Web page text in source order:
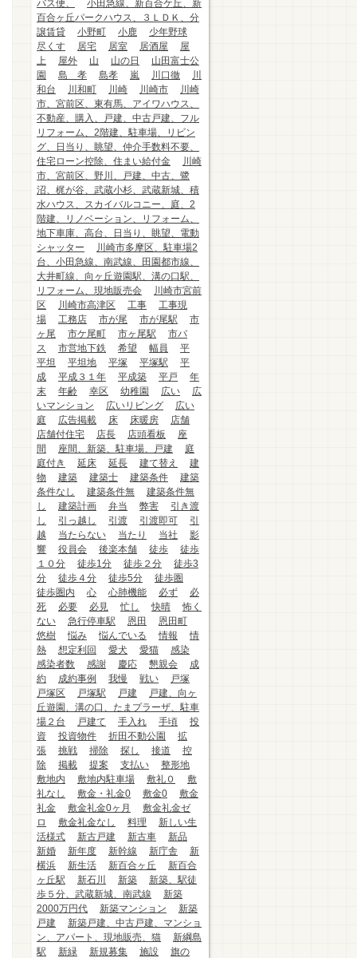
バス便、
小田急線、新百合ケ丘、新
百合ヶ丘パークハウス、３ＬＤＫ、分
譲賃貸
小野町 小鹿
少年野球
尽くす
居宅 居室 居酒屋
屋
上
屋外 山 山の日
山田富士公
園
島 孝 島孝 嵐 川口徹
川
和台
川和町 川崎 川崎市
川崎
市、宮前区、東有馬、アイワハウス、
不動産、購入、戸建、中古戸建、フル
リフォーム、2階建、駐車場、リビン
グ、日当り、眺望、仲介手数料不要、
住宅ローン控除、住まい給付金
川崎
市、宮前区、野川、戸建、中古、鷺
沼、梶が谷、武蔵小杉、武蔵新城、積
水ハウス、スカイバルコニー、庭、2
階建、リノベーション、リフォーム、
地下車庫、高台、日当り、眺望、電動
シャッター
川崎市多摩区、駐車場2
台、小田急線、南武線、田園都市線、
大井町線、向ヶ丘遊園駅、溝の口駅、
リフォーム、現地販売会
川崎市宮前
区
川崎市高津区 工事
工事現
場
工務店 市が尾 市が尾駅
市
ヶ尾
市ケ尾町 市ヶ尾駅
市バ
ス
市営地下鉄 希望 幅員
平
平坦
平坦地 平塚 平塚駅
平
成
平成３１年 平成築 平戸
年
末
年齢 幸区 幼稚園 広い
広
いマンション
広いリビング
広い
庭
広告掲載 床 床暖房
店舗
店舗付住宅
店長 店頭看板
座
間
座間、新築、駐車場、戸建
庭
庭付き
延床 延長 建て替え
建
物
建築 建築士 建築条件
建築
条件なし
建築条件無
建築条件無
し
建築計画 弁当 弊害
引き渡
し
引っ越し 引渡 引渡即可
引
越
当たらない 当たり 当社
影
響
役員会 後楽本舗 徒歩
徒歩
１０分
徒歩1分 徒歩２分
徒歩3
分
徒歩４分 徒歩5分
徒歩圏
徒歩圏内
心 心肺機能 必ず
必
死
必要 必見 忙し 快晴
怖く
ない
急行停車駅 恩田
恩田町
悠樹
悩み 悩んでいる 情報
情
熱
想定利回 愛犬 愛猫
感染
感染者数
感謝 慶応 懇親会
成
約
成約事例 我慢 戦い
戸塚
戸塚区
戸塚駅 戸建
戸建、向ヶ
丘遊園、溝の口、たまプラーザ、駐車
場２台
戸建て 手入れ 手頃
投
資
投資物件 折田不動公園
拡
張
挑戦 掃除 探し 接道
控
除
掲載 提案 支払い
整形地
敷地内
敷地内駐車場 敷礼０
敷
礼なし
敷金・礼金0 敷金0
敷金
礼金
敷金礼金0ヶ月
敷金礼金ゼ
ロ
敷金礼金なし 料理
新しい生
活様式
新古戸建 新古車
新品
新婚
新年度 新幹線 新庁舎
新
横浜
新生活 新百合ヶ丘
新百合
ヶ丘駅
新石川 新築
新築、駅徒
歩５分、武蔵新城、南武線
新築
2000万円代
新築マンション
新築
戸建
新築戸建、中古戸建、マンショ
ン、アパート、現地販売、猫
新綱島
駅
新緑 新規募集 施設
旗の